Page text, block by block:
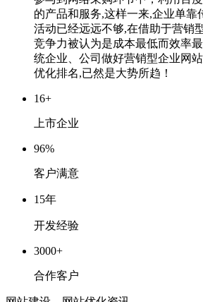
的产品和服务,这样一来,企业单靠
活动已经远远不够,在借助于营销
竞争力被认为是成本最低而效率
统企业、公司做好营销型企业网
优化排名,已然是大势所趋！
16+
上市企业
96%
客户满意
15年
开发经验
3000+
合作客户